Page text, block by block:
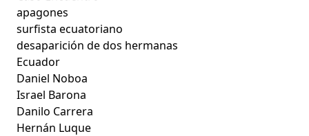
apagones
surfista ecuatoriano
desaparición de dos hermanas
Ecuador
Daniel Noboa
Israel Barona
Danilo Carrera
Hernán Luque